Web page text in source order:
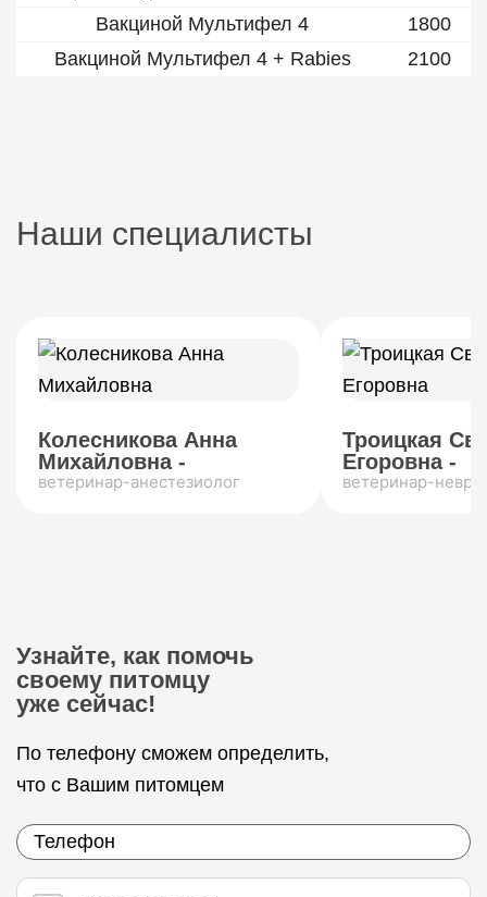
Вакциной Мультифел 4
1800
Вакциной Мультифел 4 + Rabies
2100
Наши специалисты
Колесникова Анна
Михайловна -
ветеринар-анестезиолог
Троицкая
Егоровна -
ветеринар-
Узнайте, как помочь
своему питомцу
уже сейчас!
По телефону сможем определить,
что с Вашим питомцем